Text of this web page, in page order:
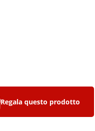
Regala questo prodotto